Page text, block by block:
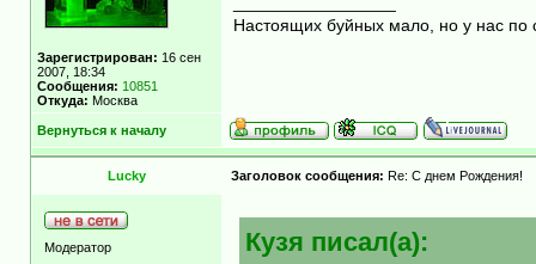
Зарегистрирован: 16 сен
2007, 18:34
Сообщения: 10851
Откуда: Москва
Настоящих буйных мало, но у нас по
Вернуться к началу
Lucky Заголовок сообщения: Re: С днем Рождения!
Модератор Кузя писал(а):